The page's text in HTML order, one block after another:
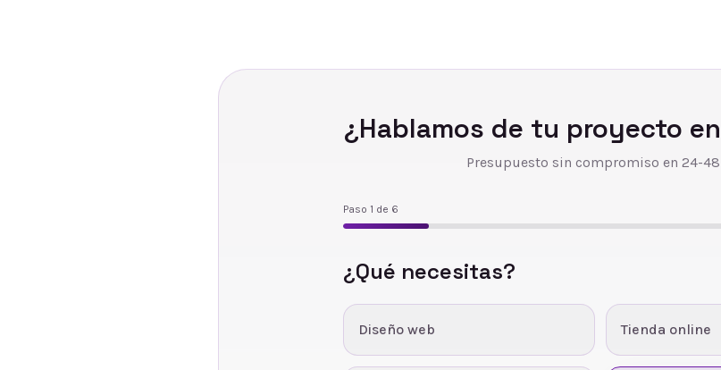
¿Hablamos de tu proyecto en
Presupuesto sin compromiso en 24-
Paso 1 de 6
¿Qué necesitas?
Diseño web Tienda online